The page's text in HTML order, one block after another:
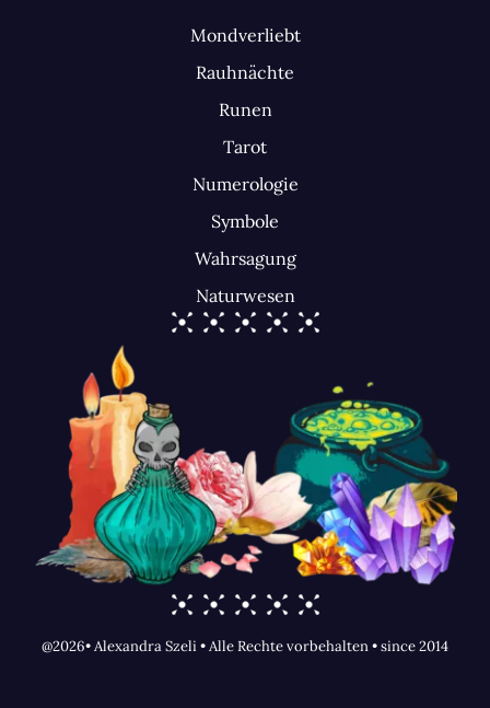
Mondverliebt
Rauhnächte
Runen
Tarot
Numerologie
Symbole
Wahrsagung
Naturwesen
@2026• Alexandra Szeli • Alle Rechte vorbehalten • since 2014